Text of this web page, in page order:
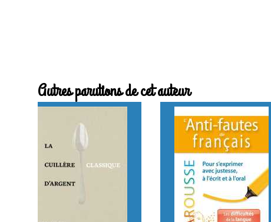
Autres parutions de cet auteur